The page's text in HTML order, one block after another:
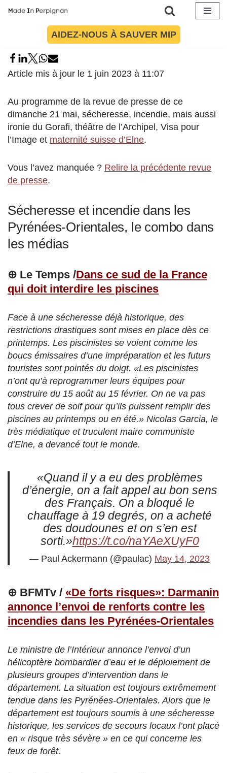
contenu
AIDEZ-NOUS À SAUVER MIP
Article mis à jour le 1 juin 2023 à 11:07
Au programme de la revue de presse de ce
dimanche 21 mai, sécheresse, incendie, mais aussi
ironie du Gorafi, théâtre de l’Archipel, Visa pour
l’Image et maternité suisse d’Elne.
Vous l’avez manquée ? Relire la précédente revue
de presse.
Sécheresse et incendie dans les
Pyrénées-Orientales, le combo dans
les médias
⊕ Le Temps /Dans ce sud de la France
qui doit interdire les piscines
Face à une sécheresse déjà historique, des
restrictions drastiques sont mises en place dès ce
printemps. Les piscinistes se voient comme les
boucs émissaires d’une impréparation et les futurs
touristes sont pointés du doigt. «Les piscinistes
n’ont qu’à reprogrammer leurs équipes pour
construire du 15 août au 15 février. On ne va pas
tous crever de soif pour qu’ils puissent remplir des
piscines au printemps ou en été.» Nicolas Garcia, le
très médiatique et truculent maire communiste
d’Elne, a devancé tout le monde.
«Quand il y a eu des problèmes
d’énergie, on a fait appel au bon sens
des Français. On a bloqué le
chauffage à 19 degrés, on a acheté
des doudounes et on s’en est
sorti.»https://t.co/naYAeXUyF0
— Paul Ackermann (@paulac) May 14, 2023
⊕ BFMTv / «De forts risques»: Darmanin
annonce l’envoi de renforts contre les
incendies dans les Pyrénées-Orientales
Le ministre de l’Intérieur annonce l’envoi d’un
hélicoptère bombardier d’eau et le déploiement de
plusieurs groupes d’intervention dans le
département. La situation est toujours extrêmement
tendue dans les Pyrénées-Orientales. Alors que le
département est toujours soumis à une sécheresse
historique, les services de secours locaux l’ont placé
en « risque très sévère » en ce qui concerne les
feux de forêt.